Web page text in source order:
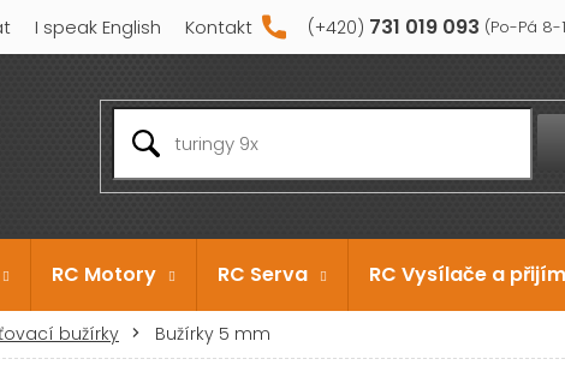
731 019 093
I speak English Kontakt
RC Motory RC Serva RC Vysílače a
bužírky Bužírky 5 mm